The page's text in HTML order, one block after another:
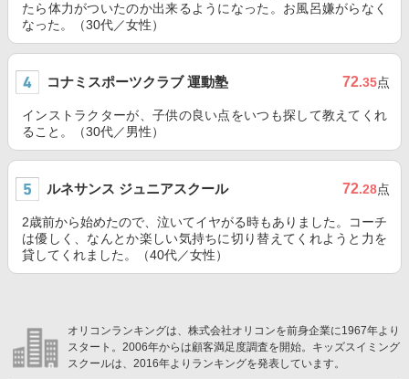
たら体力がついたのか出来るようになった。お風呂嫌がらなく
なった。（30代／女性）
コナミスポーツクラブ 運動塾 72.35点
インストラクターが、子供の良い点をいつも探して教えてくれ
ること。（30代／男性）
ルネサンス ジュニアスクール 72.28点
2歳前から始めたので、泣いてイヤがる時もありました。コーチ
は優しく、なんとか楽しい気持ちに切り替えてくれようと力を
貸してくれました。（40代／女性）
オリコンランキングは、株式会社オリコンを前身企業に1967年より
スタート。2006年からは顧客満足度調査を開始。キッズスイミング
スクールは、2016年よりランキングを発表しています。